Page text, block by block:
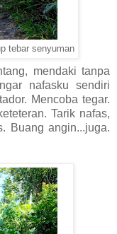
tebar senyuman
mendaki tanpa
nafasku sendiri
Mencoba tegar.
Tarik nafas,
Buang angin...juga.